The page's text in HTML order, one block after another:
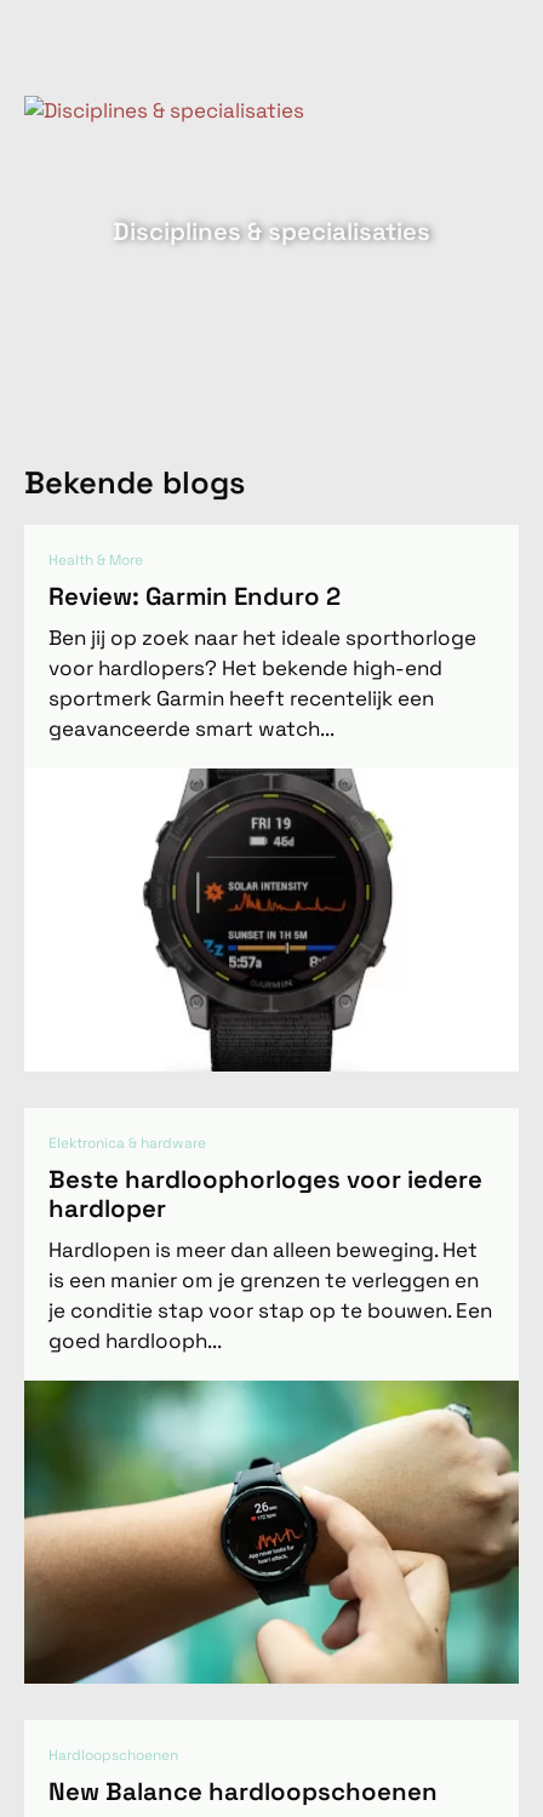
Disciplines & specialisaties
Bekende blogs
Health & More
Review: Garmin Enduro 2
Ben jij op zoek naar het ideale sporthorloge
voor hardlopers? Het bekende high-end
sportmerk Garmin heeft recentelijk een
geavanceerde smart watch...
Elektronica & hardware
Beste hardloophorloges voor iedere
hardloper
Hardlopen is meer dan alleen beweging. Het
is een manier om je grenzen te verleggen en
je conditie stap voor stap op te bouwen. Een
goed hardlooph...
Hardloopschoenen
New Balance hardloopschoenen